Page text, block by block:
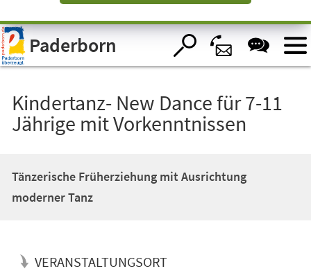
Visuelle
Assistenzsoftware
öffnen.Paderborn
Kindertanz- New Dance für 7-11
Jährige mit Vorkenntnissen
Tänzerische Früherziehung mit Ausrichtung
moderner Tanz
VERANSTALTUNGSORT